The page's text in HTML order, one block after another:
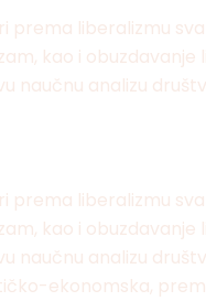
liberalizmu
kao i
naučnu analizu
liberalizmu
kao i
naučnu analizu
ekonomska,